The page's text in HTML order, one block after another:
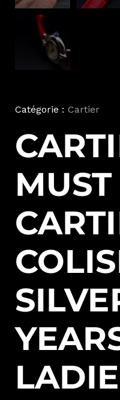
Catégorie : Cartier